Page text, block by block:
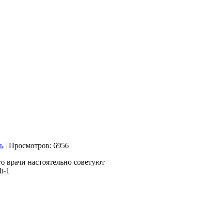
| Просмотров: 6956
врачи настоятельно советуют